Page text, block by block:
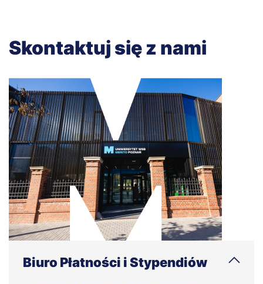
Skontaktuj się z nami
Biuro Płatności i Stypendiów